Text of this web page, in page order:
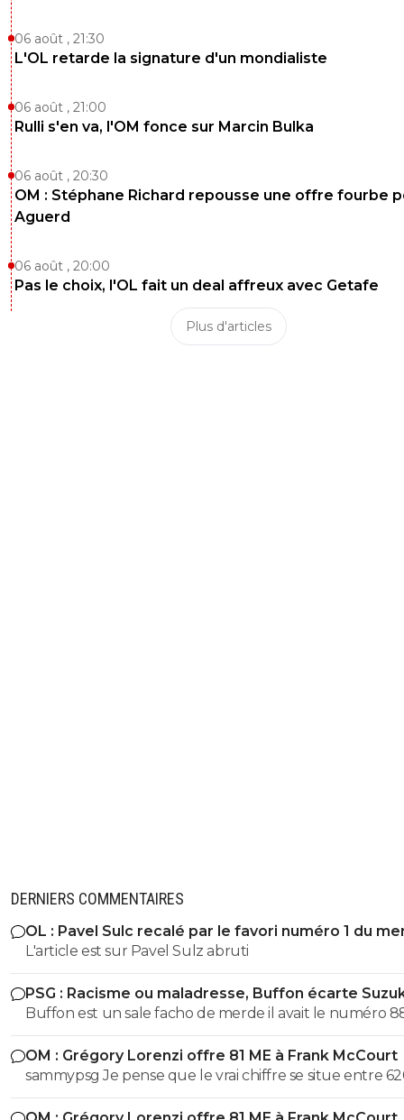
06 août , 21:30
L'OL retarde la signature d'un mondialiste
06 août , 21:00
Rulli s'en va, l'OM fonce sur Marcin Bulka
06 août , 20:30
OM : Stéphane Richard repousse une offre fourbe
Aguerd
06 août , 20:00
Pas le choix, l'OL fait un deal affreux avec Getafe
Plus d'articles
DERNIERS COMMENTAIRES
OL : Pavel Sulc recalé par le favori numéro 1 du
L'article est sur Pavel Sulz abruti
PSG : Racisme ou maladresse, Buffon écarte
Buffon est un sale facho de merde il avait le numéro
cetait pas un hasard...
OM : Grégory Lorenzi offre 81 ME à Frank McCourt
sammypsg Je pense que le vrai chiffre se situe entre
700 M